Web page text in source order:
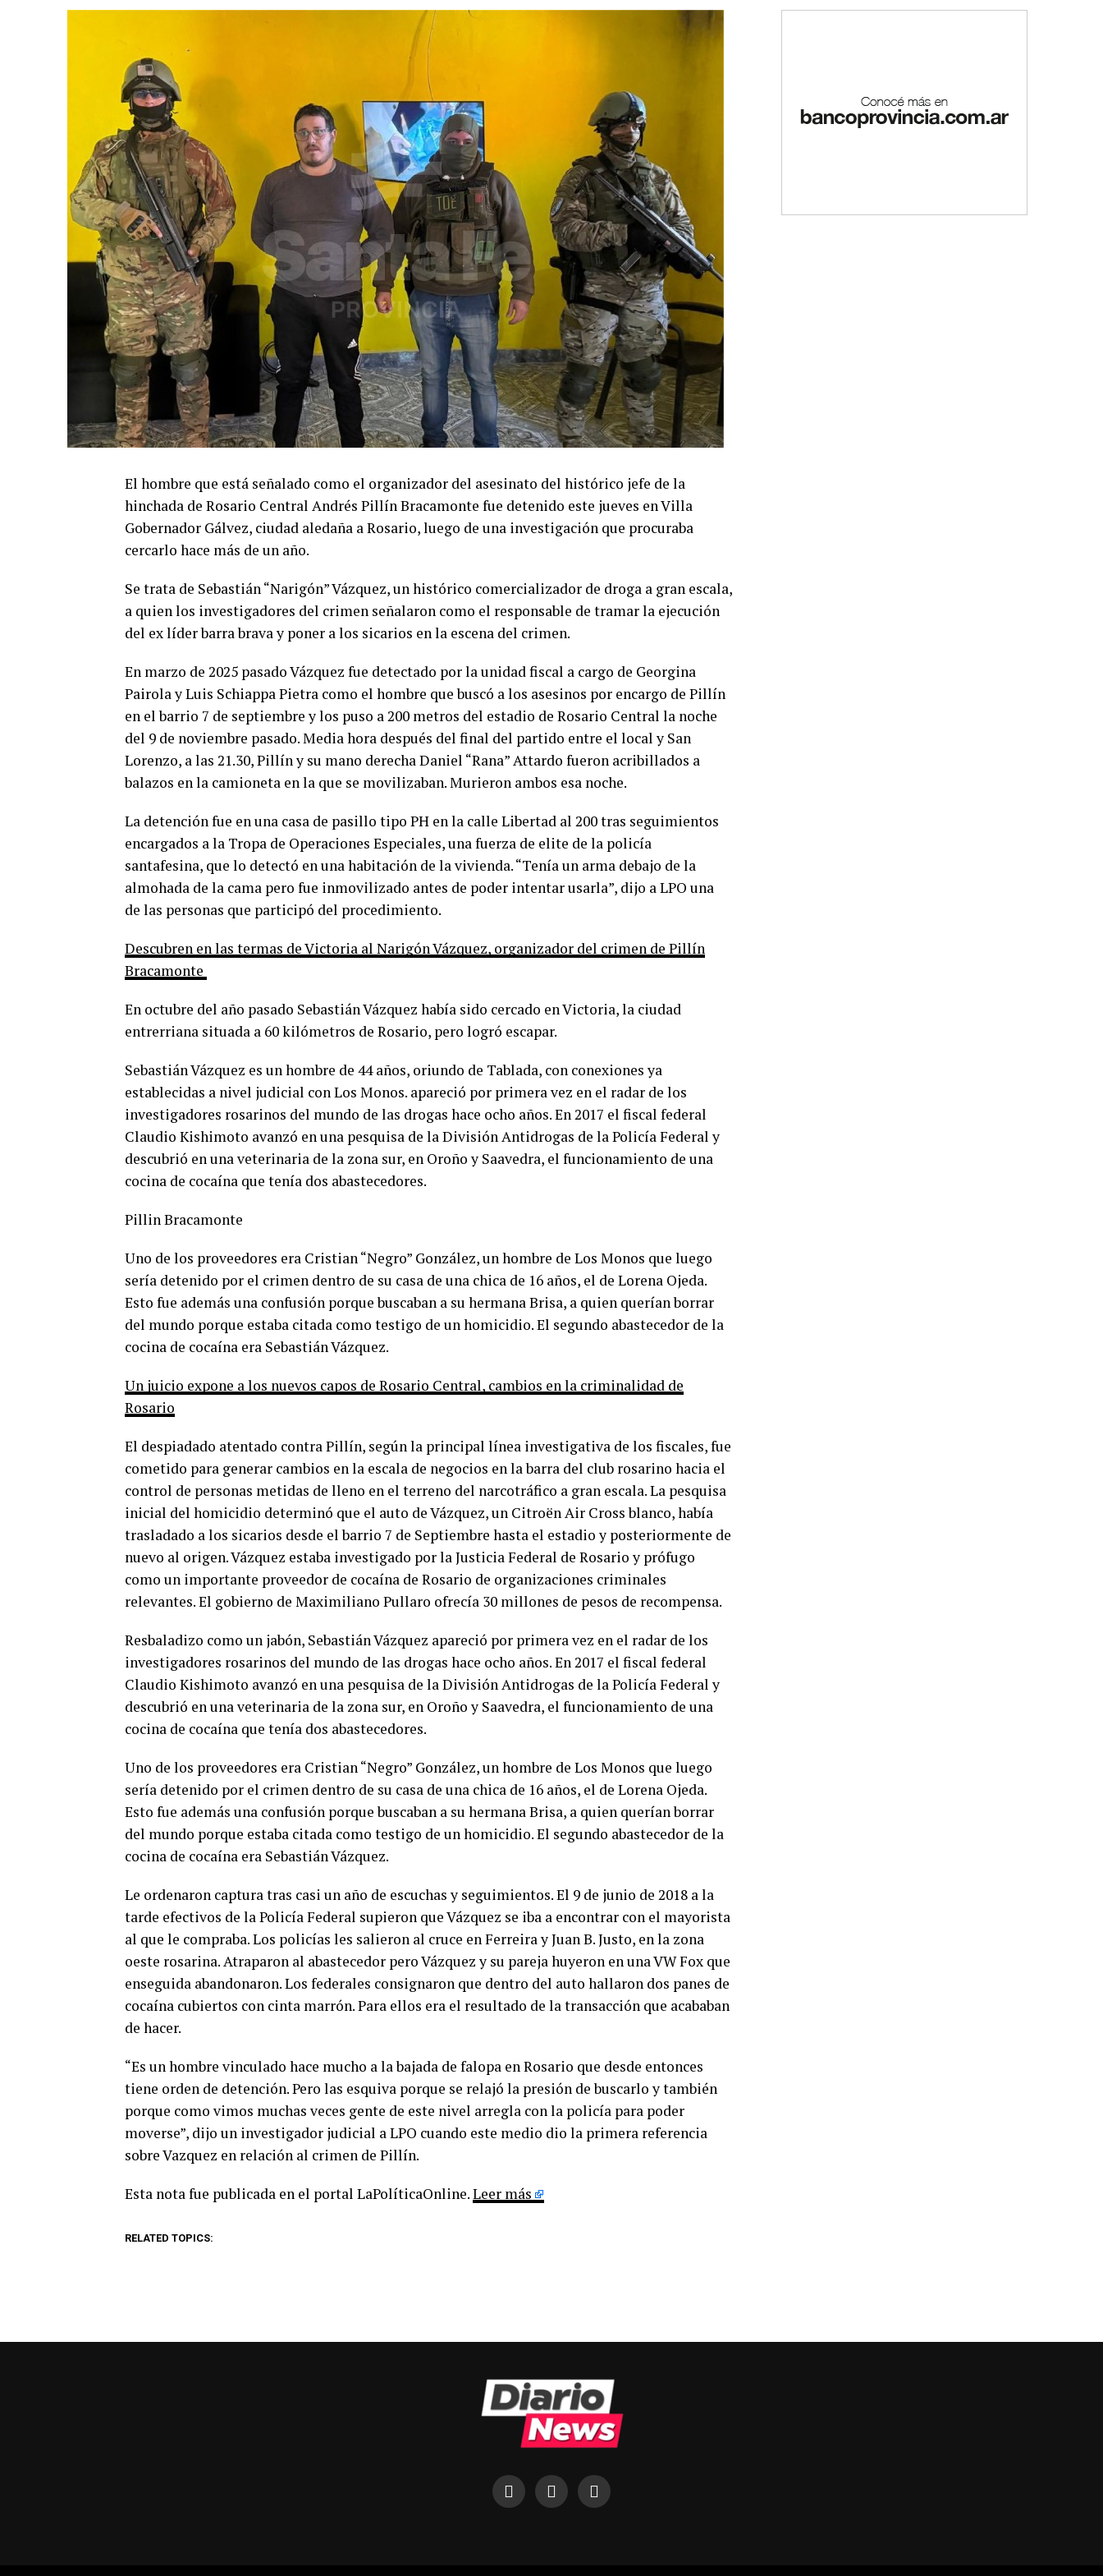
El hombre que está señalado como el organizador del asesinato del histórico jefe de la
hinchada de Rosario Central Andrés Pillín Bracamonte fue detenido este jueves en Villa
Gobernador Gálvez, ciudad aledaña a Rosario, luego de una investigación que procuraba
cercarlo hace más de un año.
Se trata de Sebastián “Narigón” Vázquez, un histórico comercializador de droga a gran escala,
a quien los investigadores del crimen señalaron como el responsable de tramar la ejecución
del ex líder barra brava y poner a los sicarios en la escena del crimen.
En marzo de 2025 pasado Vázquez fue detectado por la unidad fiscal a cargo de Georgina
Pairola y Luis Schiappa Pietra como el hombre que buscó a los asesinos por encargo de Pillín
en el barrio 7 de septiembre y los puso a 200 metros del estadio de Rosario Central la noche
del 9 de noviembre pasado. Media hora después del final del partido entre el local y San
Lorenzo, a las 21.30, Pillín y su mano derecha Daniel “Rana” Attardo fueron acribillados a
balazos en la camioneta en la que se movilizaban. Murieron ambos esa noche.
La detención fue en una casa de pasillo tipo PH en la calle Libertad al 200 tras seguimientos
encargados a la Tropa de Operaciones Especiales, una fuerza de elite de la policía
santafesina, que lo detectó en una habitación de la vivienda. “Tenía un arma debajo de la
almohada de la cama pero fue inmovilizado antes de poder intentar usarla”, dijo a LPO una
de las personas que participó del procedimiento.
Descubren en las termas de Victoria al Narigón Vázquez, organizador del crimen de Pillín
Bracamonte
En octubre del año pasado Sebastián Vázquez había sido cercado en Victoria, la ciudad
entrerriana situada a 60 kilómetros de Rosario, pero logró escapar.
Sebastián Vázquez es un hombre de 44 años, oriundo de Tablada, con conexiones ya
establecidas a nivel judicial con Los Monos. apareció por primera vez en el radar de los
investigadores rosarinos del mundo de las drogas hace ocho años. En 2017 el fiscal federal
Claudio Kishimoto avanzó en una pesquisa de la División Antidrogas de la Policía Federal y
descubrió en una veterinaria de la zona sur, en Oroño y Saavedra, el funcionamiento de una
cocina de cocaína que tenía dos abastecedores.
Pillin Bracamonte
Uno de los proveedores era Cristian “Negro” González, un hombre de Los Monos que luego
sería detenido por el crimen dentro de su casa de una chica de 16 años, el de Lorena Ojeda.
Esto fue además una confusión porque buscaban a su hermana Brisa, a quien querían borrar
del mundo porque estaba citada como testigo de un homicidio. El segundo abastecedor de la
cocina de cocaína era Sebastián Vázquez.
Un juicio expone a los nuevos capos de Rosario Central, cambios en la criminalidad de
Rosario
El despiadado atentado contra Pillín, según la principal línea investigativa de los fiscales, fue
cometido para generar cambios en la escala de negocios en la barra del club rosarino hacia el
control de personas metidas de lleno en el terreno del narcotráfico a gran escala. La pesquisa
inicial del homicidio determinó que el auto de Vázquez, un Citroën Air Cross blanco, había
trasladado a los sicarios desde el barrio 7 de Septiembre hasta el estadio y posteriormente de
nuevo al origen. Vázquez estaba investigado por la Justicia Federal de Rosario y prófugo
como un importante proveedor de cocaína de Rosario de organizaciones criminales
relevantes. El gobierno de Maximiliano Pullaro ofrecía 30 millones de pesos de recompensa.
Resbaladizo como un jabón, Sebastián Vázquez apareció por primera vez en el radar de los
investigadores rosarinos del mundo de las drogas hace ocho años. En 2017 el fiscal federal
Claudio Kishimoto avanzó en una pesquisa de la División Antidrogas de la Policía Federal y
descubrió en una veterinaria de la zona sur, en Oroño y Saavedra, el funcionamiento de una
cocina de cocaína que tenía dos abastecedores.
Uno de los proveedores era Cristian “Negro” González, un hombre de Los Monos que luego
sería detenido por el crimen dentro de su casa de una chica de 16 años, el de Lorena Ojeda.
Esto fue además una confusión porque buscaban a su hermana Brisa, a quien querían borrar
del mundo porque estaba citada como testigo de un homicidio. El segundo abastecedor de la
cocina de cocaína era Sebastián Vázquez.
Le ordenaron captura tras casi un año de escuchas y seguimientos. El 9 de junio de 2018 a la
tarde efectivos de la Policía Federal supieron que Vázquez se iba a encontrar con el mayorista
al que le compraba. Los policías les salieron al cruce en Ferreira y Juan B. Justo, en la zona
oeste rosarina. Atraparon al abastecedor pero Vázquez y su pareja huyeron en una VW Fox que
enseguida abandonaron. Los federales consignaron que dentro del auto hallaron dos panes de
cocaína cubiertos con cinta marrón. Para ellos era el resultado de la transacción que acababan
de hacer.
“Es un hombre vinculado hace mucho a la bajada de falopa en Rosario que desde entonces
tiene orden de detención. Pero las esquiva porque se relajó la presión de buscarlo y también
porque como vimos muchas veces gente de este nivel arregla con la policía para poder
moverse”, dijo un investigador judicial a LPO cuando este medio dio la primera referencia
sobre Vazquez en relación al crimen de Pillín.
Esta nota fue publicada en el portal LaPolíticaOnline.Leer más
RELATED TOPICS: